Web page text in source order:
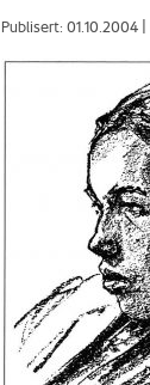
Publisert: 01.10.2004